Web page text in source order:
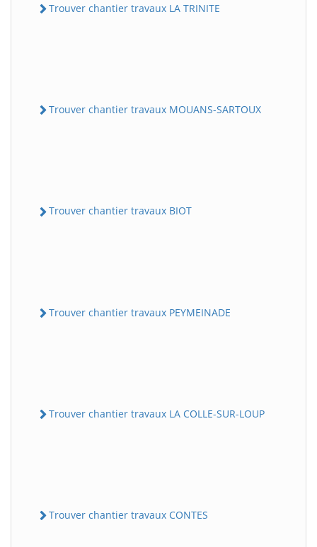
Trouver chantier travaux LA TRINITE
Trouver chantier travaux MOUANS-SARTOUX
Trouver chantier travaux BIOT
Trouver chantier travaux PEYMEINADE
Trouver chantier travaux LA COLLE-SUR-LOUP
Trouver chantier travaux CONTES